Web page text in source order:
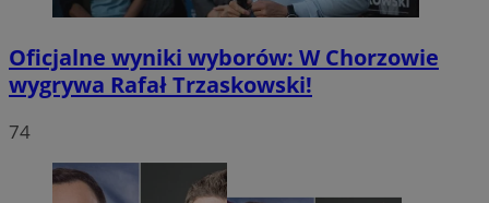
Oficjalne wyniki wyborów: W Chorzowie
wygrywa Rafał Trzaskowski!
74